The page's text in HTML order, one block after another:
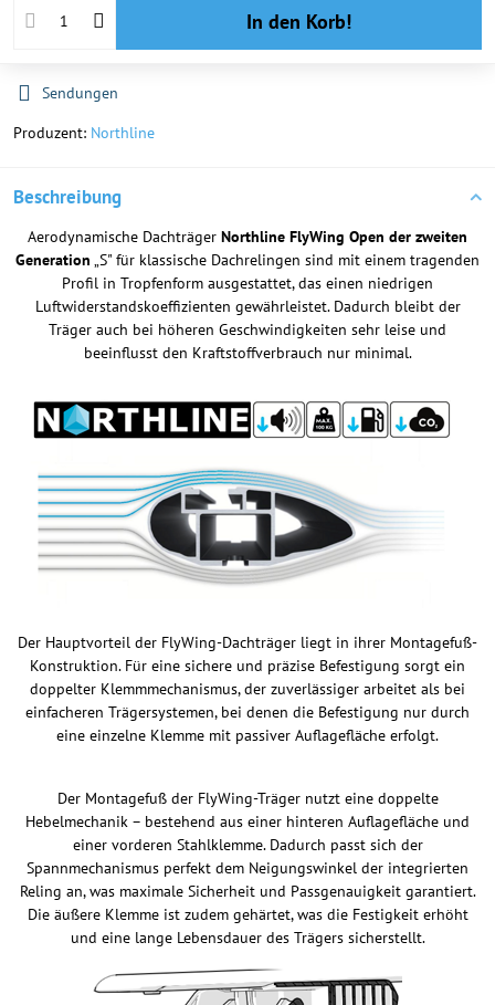
In den Korb!
Sendungen
Produzent: Northline
Beschreibung
Aerodynamische Dachträger Northline FlyWing Open der zweiten
Generation „S" für klassische Dachrelingen sind mit einem tragenden
Profil in Tropfenform ausgestattet, das einen niedrigen
Luftwiderstandskoeffizienten gewährleistet. Dadurch bleibt der
Träger auch bei höheren Geschwindigkeiten sehr leise und
beeinflusst den Kraftstoffverbrauch nur minimal.
Der Hauptvorteil der FlyWing-Dachträger liegt in ihrer Montagefuß-
Konstruktion. Für eine sichere und präzise Befestigung sorgt ein
doppelter Klemmmechanismus, der zuverlässiger arbeitet als bei
einfacheren Trägersystemen, bei denen die Befestigung nur durch
eine einzelne Klemme mit passiver Auflagefläche erfolgt.
Der Montagefuß der FlyWing-Träger nutzt eine doppelte
Hebelmechanik – bestehend aus einer hinteren Auflagefläche und
einer vorderen Stahlklemme. Dadurch passt sich der
Spannmechanismus perfekt dem Neigungswinkel der integrierten
Reling an, was maximale Sicherheit und Passgenauigkeit garantiert.
Die äußere Klemme ist zudem gehärtet, was die Festigkeit erhöht
und eine lange Lebensdauer des Trägers sicherstellt.